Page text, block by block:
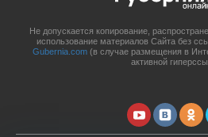
Не допускается копирование,
использование материалов Сайта без
Gubernia.com (в случае размещения в
активной